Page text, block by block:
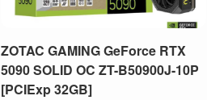
ZOTAC GAMING GeForce RTX
5090 SOLID OC ZT-B50900J-10P
[PCIExp 32GB]